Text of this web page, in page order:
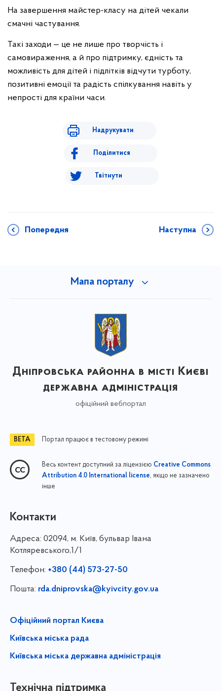
На завершення майстер-класу на дітей чекали
смачні частування.
Такі заходи — це не лише про творчість і
самовираження, а й про підтримку, єдність та
можливість для дітей і підлітків відчути турботу,
позитивні емоції та радість спілкування навіть у
непрості для країни часи.
Надрукувати
Поділитися
Твітнути
Попередня Наступна
Мапа порталу
Дніпровська районна в місті Києві
державна адміністрація
офіційний вебпортал
Портал працює в тестовому режимі
Весь контент доступний за ліцензією Creative Commons
Attribution 4.0 International license, якщо не зазначено
інше
Контакти
Адреса: 02094, м. Київ, бульвар Івана
Котляревського,1/1
Телефон: +380 (44) 573-27-50
Пошта: rda.dniprovska@kyivcity.gov.ua
Офіційний портал Києва
Київська міська рада
Київська міська державна адміністрація
Технічна підтримка